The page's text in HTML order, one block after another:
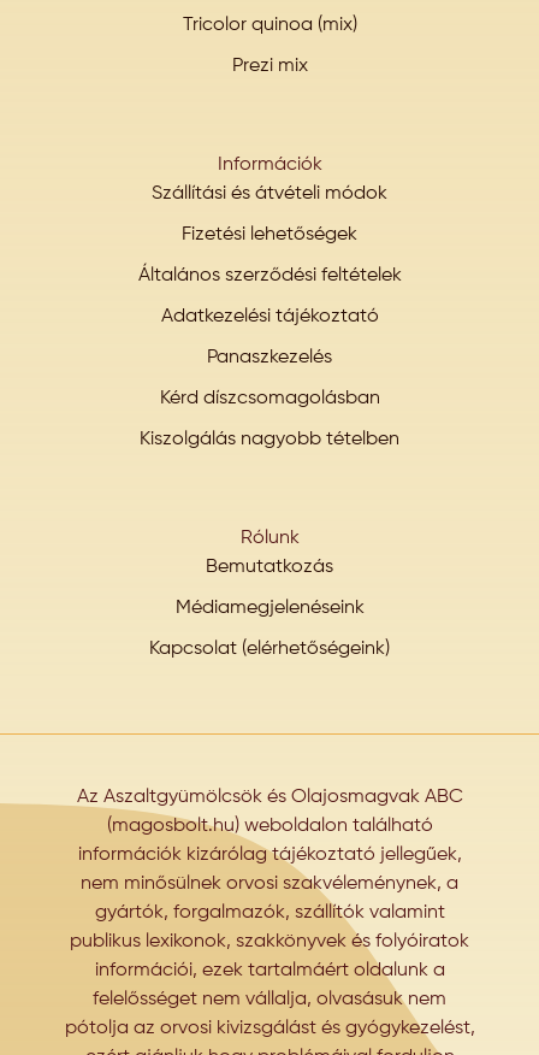
Tricolor quinoa (mix)
Prezi mix
Információk
Szállítási és átvételi módok
Fizetési lehetőségek
Általános szerződési feltételek
Adatkezelési tájékoztató
Panaszkezelés
Kérd díszcsomagolásban
Kiszolgálás nagyobb tételben
Rólunk
Bemutatkozás
Médiamegjelenéseink
Kapcsolat (elérhetőségeink)
Az Aszaltgyümölcsök és Olajosmagvak ABC
(magosbolt.hu) weboldalon található
információk kizárólag tájékoztató jellegűek,
nem minősülnek orvosi szakvéleménynek, a
gyártók, forgalmazók, szállítók valamint
publikus lexikonok, szakkönyvek és folyóiratok
információi, ezek tartalmáért oldalunk a
felelősséget nem vállalja, olvasásuk nem
pótolja az orvosi kivizsgálást és gyógykezelést,